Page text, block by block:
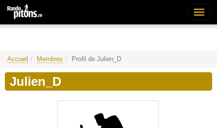
Accueil Membres Profil de Julien_D
Julien_D